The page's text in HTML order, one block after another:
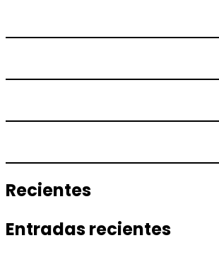
Recientes
Entradas recientes